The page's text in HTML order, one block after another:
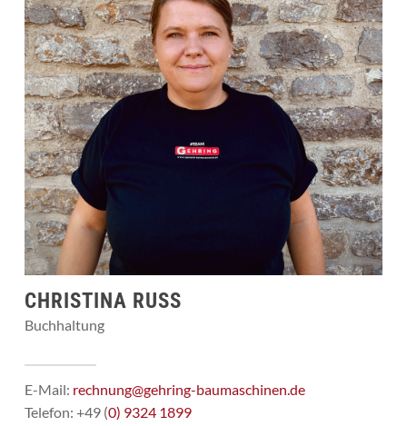
CHRISTINA RUSS
Buchhaltung
E-Mail: rechnung@gehring-baumaschinen.de
Telefon: +49 (0) 9324 1899